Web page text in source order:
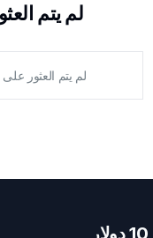
لم يتم
لم يتم العثور